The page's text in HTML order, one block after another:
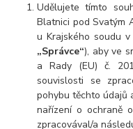
Udělujete tímto
Blatnici pod Svatým
u Krajského soudu
„Správce“), aby ve
a Rady (EU) č.
souvislosti se
pohybu těchto údajů
nařízení o ochraně
zpracovával/a